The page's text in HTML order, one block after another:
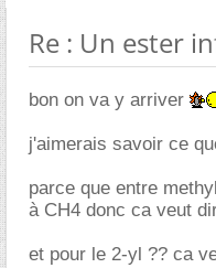
Re : Un ester
bon on va y arriver
j'aimerais savoir ce
parce que entre
à CH4 donc ca veut
et pour le 2-yl ?? ca